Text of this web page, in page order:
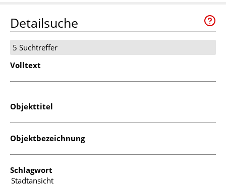
Detailsuche
5 Suchtreffer
Volltext
Objekttitel
Objektbezeichnung
Schlagwort